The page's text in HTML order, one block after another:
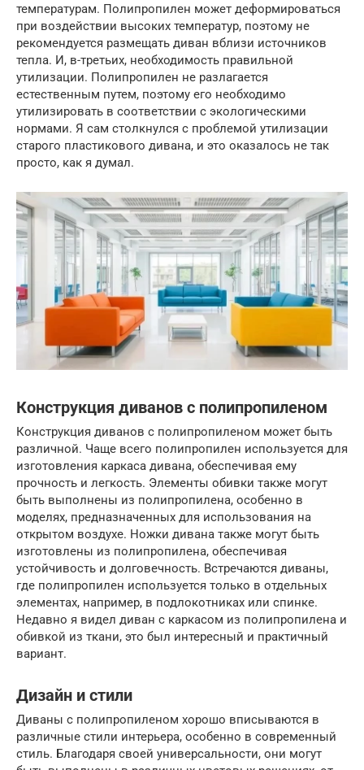
температурам. Полипропилен может деформироваться
при воздействии высоких температур, поэтому не
рекомендуется размещать диван вблизи источников
тепла. И, в-третьих, необходимость правильной
утилизации. Полипропилен не разлагается
естественным путем, поэтому его необходимо
утилизировать в соответствии с экологическими
нормами. Я сам столкнулся с проблемой утилизации
старого пластикового дивана, и это оказалось не так
просто, как я думал.
Конструкция диванов с полипропиленом
Конструкция диванов с полипропиленом может быть
различной. Чаще всего полипропилен используется для
изготовления каркаса дивана, обеспечивая ему
прочность и легкость. Элементы обивки также могут
быть выполнены из полипропилена, особенно в
моделях, предназначенных для использования на
открытом воздухе. Ножки дивана также могут быть
изготовлены из полипропилена, обеспечивая
устойчивость и долговечность. Встречаются диваны,
где полипропилен используется только в отдельных
элементах, например, в подлокотниках или спинке.
Недавно я видел диван с каркасом из полипропилена и
обивкой из ткани, это был интересный и практичный
вариант.
Дизайн и стили
Диваны с полипропиленом хорошо вписываются в
различные стили интерьера, особенно в современный
стиль. Благодаря своей универсальности, они могут